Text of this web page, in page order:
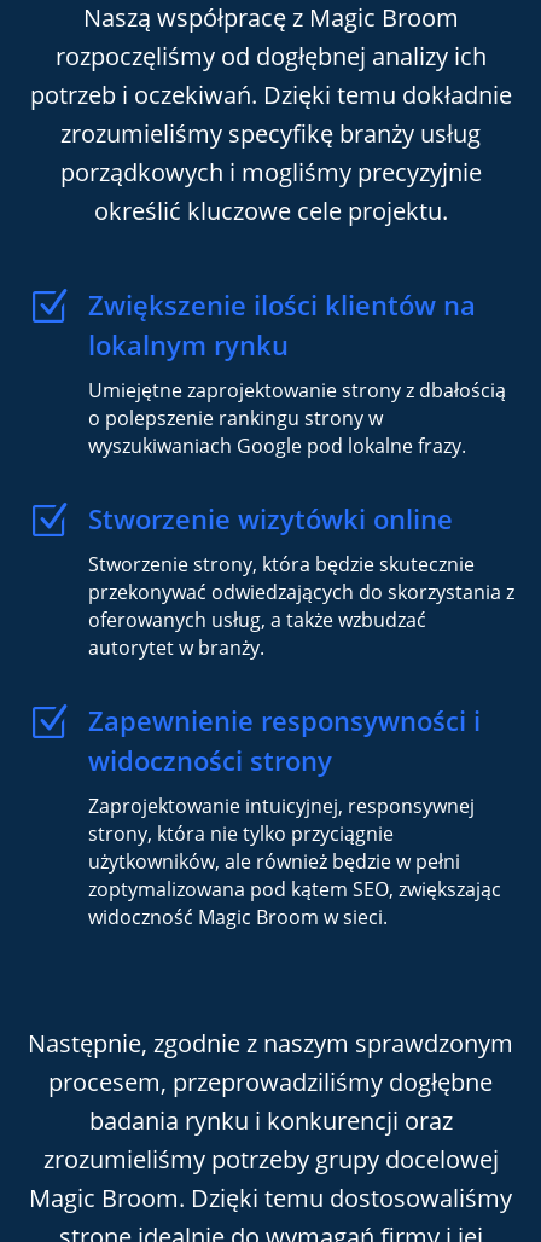
Naszą współpracę z Magic Broom
rozpoczęliśmy od dogłębnej analizy ich
potrzeb i oczekiwań. Dzięki temu dokładnie
zrozumieliśmy specyfikę branży usług
porządkowych i mogliśmy precyzyjnie
określić kluczowe cele projektu.
Z Zwiększenie ilości klientów na
lokalnym rynku
Umiejętne zaprojektowanie strony z dbałością
o polepszenie rankingu strony w
wyszukiwaniach Google pod lokalne frazy.
Z Stworzenie wizytówki online
Stworzenie strony, która będzie skutecznie
przekonywać odwiedzających do skorzystania z
oferowanych usług, a także wzbudzać
autorytet w branży.
Z Zapewnienie responsywności i
widoczności strony
Zaprojektowanie intuicyjnej, responsywnej
strony, która nie tylko przyciągnie
użytkowników, ale również będzie w pełni
zoptymalizowana pod kątem SEO, zwiększając
widoczność Magic Broom w sieci.
Następnie, zgodnie z naszym sprawdzonym
procesem, przeprowadziliśmy dogłębne
badania rynku i konkurencji oraz
zrozumieliśmy potrzeby grupy docelowej
Magic Broom. Dzięki temu dostosowaliśmy